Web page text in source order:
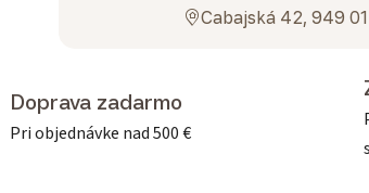
Cabajská 42, 949
Doprava zadarmo
Pri objednávke nad 500 €